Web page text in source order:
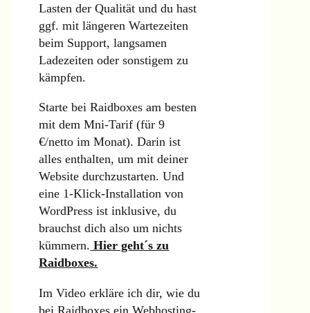
Lasten der Qualität und du hast
ggf. mit längeren Wartezeiten
beim Support, langsamen
Ladezeiten oder sonstigem zu
kämpfen.
Starte bei Raidboxes am besten
mit dem Mni-Tarif (für 9
€/netto im Monat). Darin ist
alles enthalten, um mit deiner
Website durchzustarten. Und
eine 1-Klick-Installation von
WordPress ist inklusive, du
brauchst dich also um nichts
kümmern. Hier geht´s zu
Raidboxes.
Im Video erkläre ich dir, wie du
bei Raidboxes ein Webhosting-